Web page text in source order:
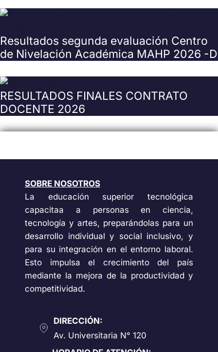
Resultados segunda evaluación Centro
de Nivelación Académica MAHP 2026 -D
RESULTADOS FINALES CONTRATO
DOCENTE 2026
SOBRE NOSOTROS
La educación superior tecnológica
capacitaa a personas en ciencia,
tecnología y artes, preparándolas para un
desarrollo individual y social inclusivo, y
para su integración en el entorno laboral.
Esto impulsa el crecimiento del país
mediante la mejora de la productividad y
competitividad.
DIRECCIÓN:
Av. Universitaria N° 120